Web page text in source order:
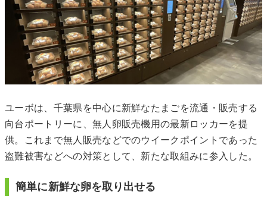
ユーボは、千葉県を中心に新鮮なたまごを流通・販売する
向台ポートリーに、無人卵販売機用の最新ロッカーを提
供。これまで無人販売などでのウイークポイントであった
盗難被害などへの対策として、新たな取組みに参入した。
簡単に新鮮な卵を取り出せる